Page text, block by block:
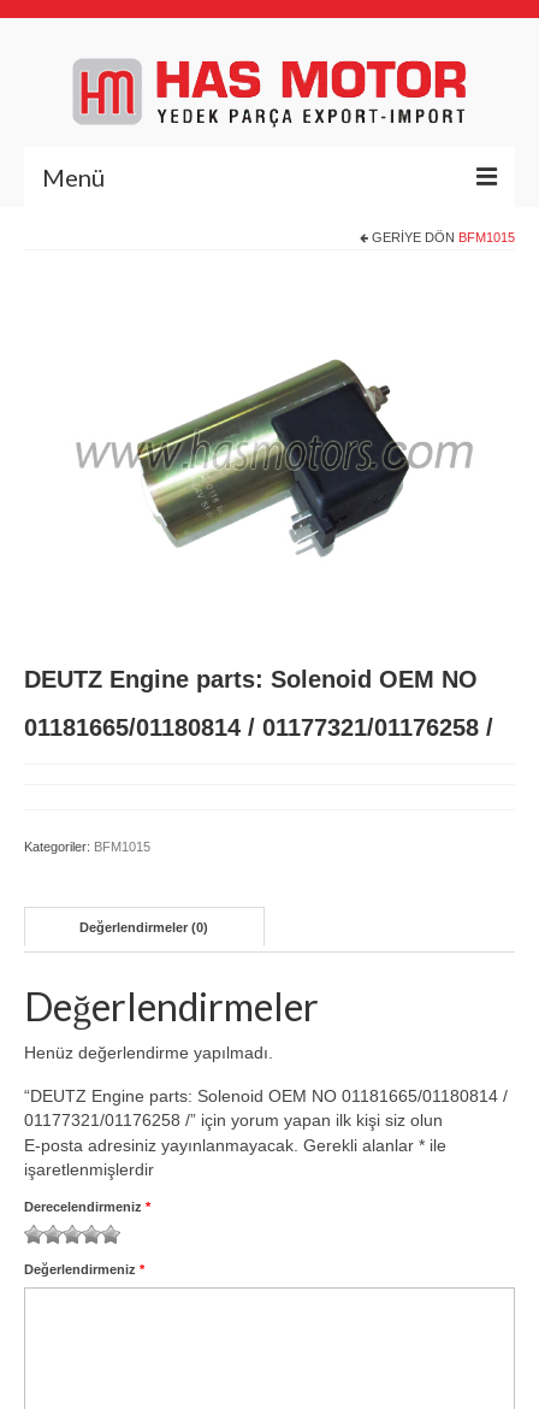
Menü
Deutz Yedek Parça
BFL1011
BFL413/513
BFM1013
BFM2012
D914 L3-L6
TCD 4-6L 2012
Motor
6.1 TCD
4.1 TCD
3.6 TCD
GERIYE DÖN BFM1015
DEUTZ Engine parts: Solenoid OEM NO
01181665/01180814 / 01177321/01176258 /
Kategoriler: BFM1015
Değerlendirmeler (0)
Değerlendirmeler
Henüz değerlendirme yapılmadı.
“DEUTZ Engine parts: Solenoid OEM NO 01181665/01180814 /
01177321/01176258 /” için yorum yapan ilk kişi siz olun
E-posta adresiniz yayınlanmayacak. Gerekli alanlar * ile
işaretlenmişlerdir
Derecelendirmeniz *
Değerlendirmeniz *